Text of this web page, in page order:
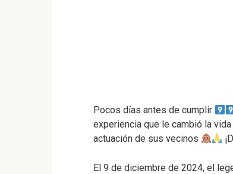
Pocos días antes de cumplir
experiencia que le cambió la vida
actuación de sus vecinos
El 9 de diciembre de 2024, el